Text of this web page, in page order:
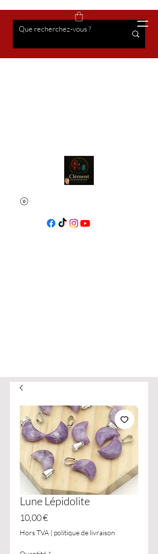
Lune Lépidolite
10,00 €Prix
Hors TVA | politique de livraison